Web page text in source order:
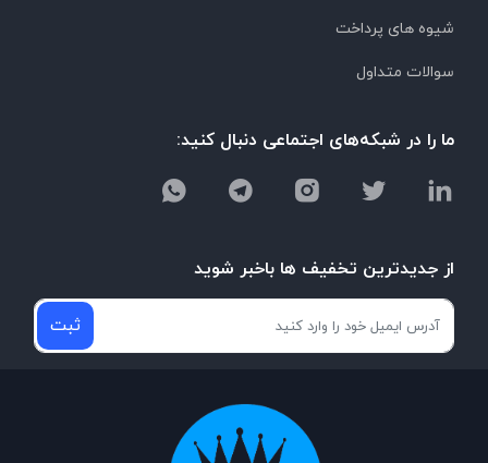
شیوه های پرداخت
سوالات متداول
ما را در شبکه‌های اجتماعی دنبال کنید:
از جدیدترین تخفیف ها باخبر شوید
ثبت